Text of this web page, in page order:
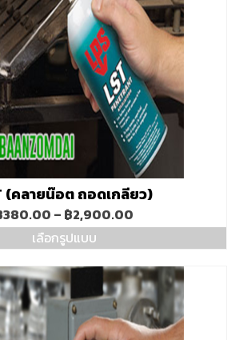
(คลายน๊อต ถอดเกลียว)
380.00 – ฿2,900.00
range:
฿380.00
฿2,900.00
เลือกรูปแบบ
product
has
multiple
variants.
The